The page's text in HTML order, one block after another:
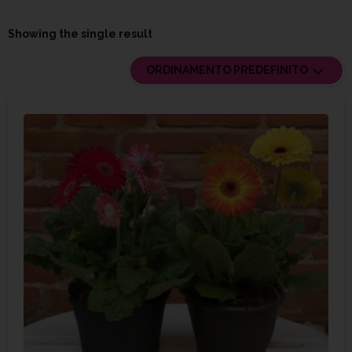
Showing the single result
ORDINAMENTO PREDEFINITO